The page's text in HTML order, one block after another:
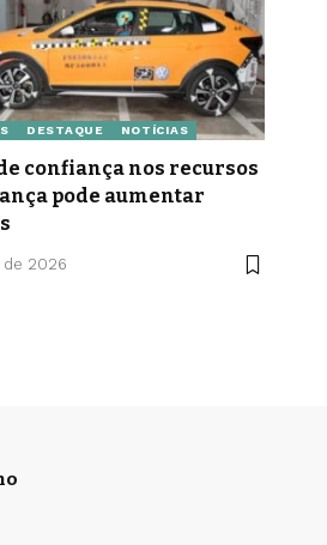
DESTAQUE NOTÍCIAS
confiança nos recursos
pode aumentar
de 2026